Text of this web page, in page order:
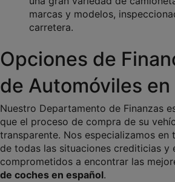
marcas y modelos,
carretera.
Opciones de
de Automóviles en
Nuestro Departamento de Finanzas
que el proceso de compra de su
transparente. Nos especializamos en
de todas las situaciones crediticias y
comprometidos a encontrar las
de coches en español.